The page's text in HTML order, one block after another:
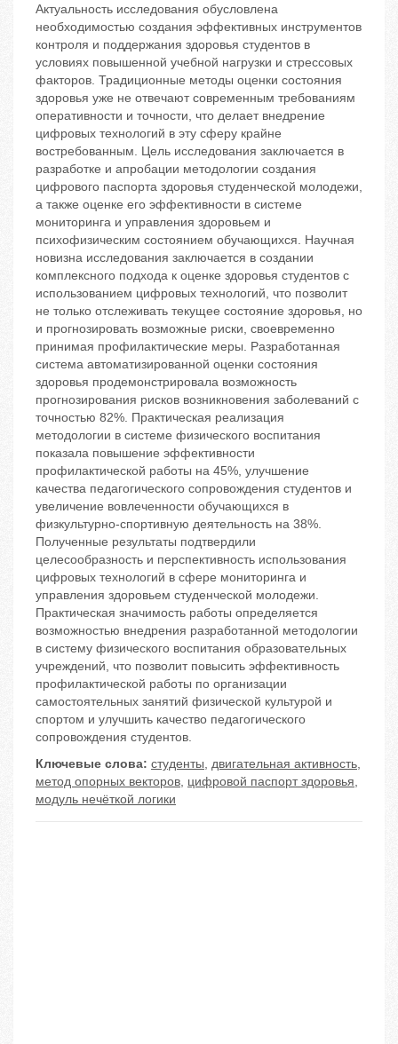
Актуальность исследования обусловлена
необходимостью создания эффективных инструментов
контроля и поддержания здоровья студентов в
условиях повышенной учебной нагрузки и стрессовых
факторов. Традиционные методы оценки состояния
здоровья уже не отвечают современным требованиям
оперативности и точности, что делает внедрение
цифровых технологий в эту сферу крайне
востребованным. Цель исследования заключается в
разработке и апробации методологии создания
цифрового паспорта здоровья студенческой молодежи,
а также оценке его эффективности в системе
мониторинга и управления здоровьем и
психофизическим состоянием обучающихся. Научная
новизна исследования заключается в создании
комплексного подхода к оценке здоровья студентов с
использованием цифровых технологий, что позволит
не только отслеживать текущее состояние здоровья, но
и прогнозировать возможные риски, своевременно
принимая профилактические меры. Разработанная
система автоматизированной оценки состояния
здоровья продемонстрировала возможность
прогнозирования рисков возникновения заболеваний с
точностью 82%. Практическая реализация
методологии в системе физического воспитания
показала повышение эффективности
профилактической работы на 45%, улучшение
качества педагогического сопровождения студентов и
увеличение вовлеченности обучающихся в
физкультурно-спортивную деятельность на 38%.
Полученные результаты подтвердили
целесообразность и перспективность использования
цифровых технологий в сфере мониторинга и
управления здоровьем студенческой молодежи.
Практическая значимость работы определяется
возможностью внедрения разработанной методологии
в систему физического воспитания образовательных
учреждений, что позволит повысить эффективность
профилактической работы по организации
самостоятельных занятий физической культурой и
спортом и улучшить качество педагогического
сопровождения студентов.
Ключевые слова: студенты, двигательная активность,
метод опорных векторов, цифровой паспорт здоровья,
модуль нечёткой логики